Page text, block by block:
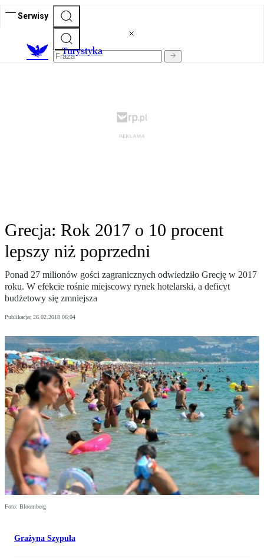
Serwisy
Turystyka
Grecja: Rok 2017 o 10 procent
lepszy niż poprzedni
Ponad 27 milionów gości zagranicznych odwiedziło Grecję w 2017
roku. W efekcie rośnie miejscowy rynek hotelarski, a deficyt
budżetowy się zmniejsza
Publikacja: 26.02.2018 06:04
Foto: Bloomberg
Grażyna Szypuła